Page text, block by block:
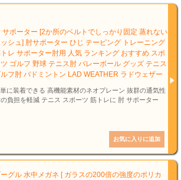
サポーター [2か所のベルトでしっかり固定 蒸れない
ッシュ] 肘サポーター ひじ テーピング トレーニング
レ サポーター肘用 人気 ランキング おすすめ スポ
ゴルフ 野球 テニス肘 バレーボール グッズ テニス
フ肘 バドミントン LAD WEATHER ラドウェザー
に装着できる 高機能素材のネオプレーン 抜群の通気性
負担を軽減 テニス スポーツ 筋トレに 肘 サポーター
グル 水中メガネ [ ガラスの200倍の強度のポリカ